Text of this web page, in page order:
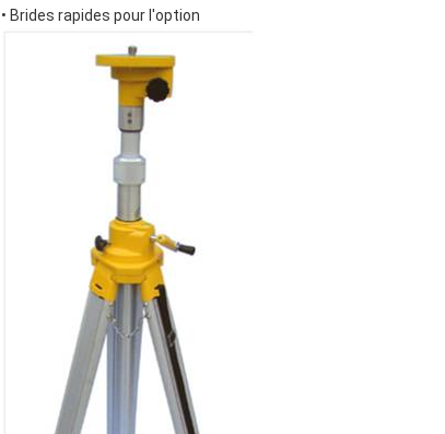
• Brides rapides pour l'option